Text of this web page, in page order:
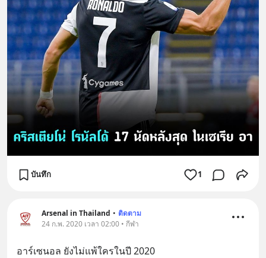
บันทึก 1
Arsenal in Thailand • ติดตาม
24 ก.พ. 2020 เวลา 02:00 • กีฬา
อาร์เซนอล ยังไม่แพ้ใครในปี 2020